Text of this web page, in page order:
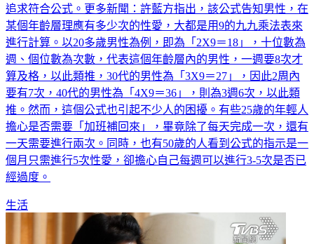
追求符合公式。更多新聞：許藍方指出，該公式告知男性，在
某個年齡層理應有多少次的性愛，大都是用9的九九乘法表來
進行計算。以20多歲男性為例，即為「2X9＝18」，十位數為
週、個位數為次數，代表這個年齡層內的男性，一週要8次才
算及格，以此類推，30代的男性為「3X9＝27」，因此2周內
要有7次，40代的男性為「4X9＝36」，則為3週6次，以此類
推。然而，這個公式也引起不少人的困擾。有些25歲的年輕人
擔心是否需要「加班補回來」，畢竟除了每天完成一次，還有
一天需要進行兩次。同時，也有50歲的人看到公式的指示是一
個月只需進行5次性愛，卻擔心自己每週可以進行3-5次是否已
經過度。
生活